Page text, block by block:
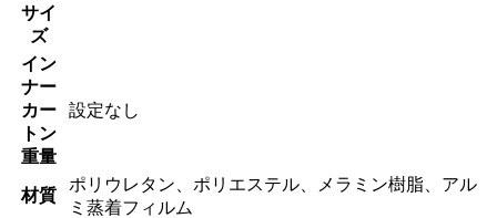
サイ
ズ
イン
ナー
カー
トン
重量
設定なし
材質
ポリウレタン、ポリエステル、メラミン樹脂、アル
ミ蒸着フィルム